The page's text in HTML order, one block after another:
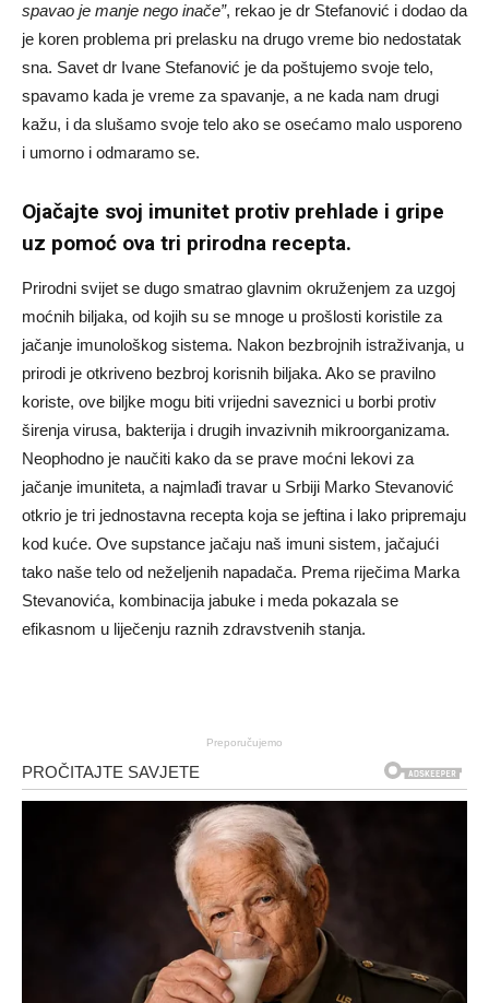
spavao je manje nego inače”, rekao je dr Stefanović i dodao da
je koren problema pri prelasku na drugo vreme bio nedostatak
sna. Savet dr Ivane Stefanović je da poštujemo svoje telo,
spavamo kada je vreme za spavanje, a ne kada nam drugi
kažu, i da slušamo svoje telo ako se osećamo malo usporeno
i umorno i odmaramo se.
Ojačajte svoj imunitet protiv prehlade i gripe
uz pomoć ova tri prirodna recepta.
Prirodni svijet se dugo smatrao glavnim okruženjem za uzgoj
moćnih biljaka, od kojih su se mnoge u prošlosti koristile za
jačanje imunološkog sistema. Nakon bezbrojnih istraživanja, u
prirodi je otkriveno bezbroj korisnih biljaka. Ako se pravilno
koriste, ove biljke mogu biti vrijedni saveznici u borbi protiv
širenja virusa, bakterija i drugih invazivnih mikroorganizama.
Neophodno je naučiti kako da se prave moćni lekovi za
jačanje imuniteta, a najmlađi travar u Srbiji Marko Stevanović
otkrio je tri jednostavna recepta koja se jeftina i lako pripremaju
kod kuće. Ove supstance jačaju naš imuni sistem, jačajući
tako naše telo od neželjenih napadača. Prema riječima Marka
Stevanovića, kombinacija jabuke i meda pokazala se
efikasnom u liječenju raznih zdravstvenih stanja.
Preporučujemo